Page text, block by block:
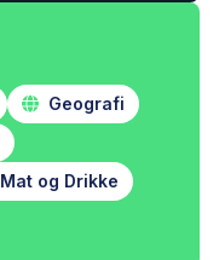
Geografi
Mat og Drikke